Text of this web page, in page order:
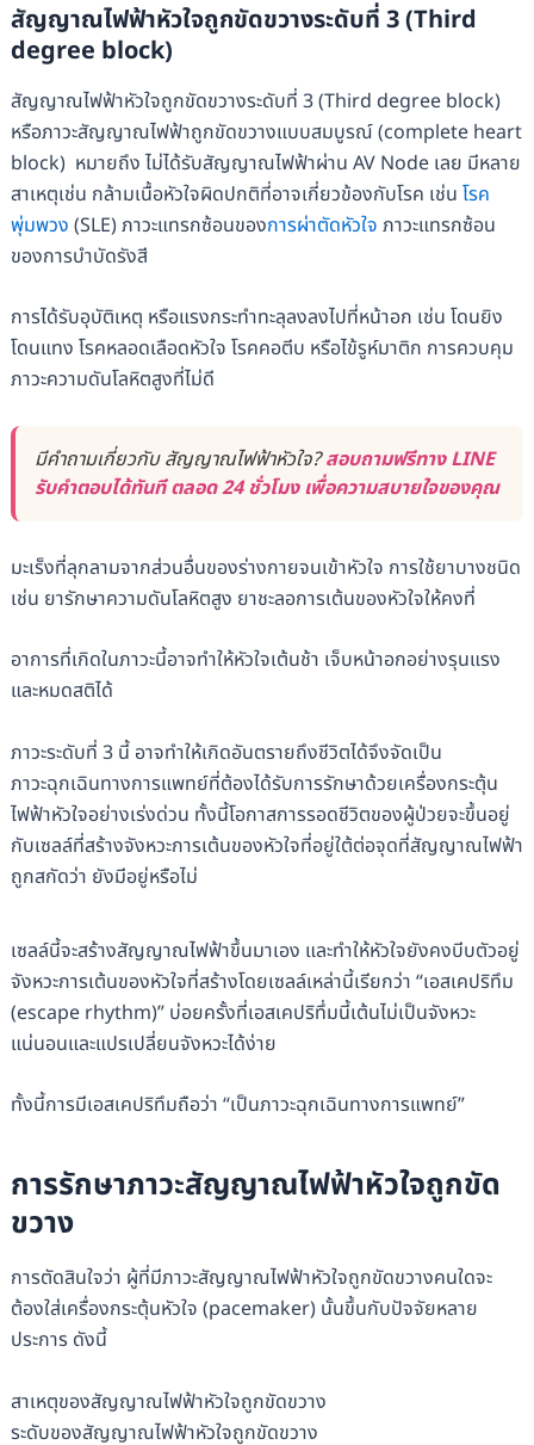
สัญญาณไฟฟ้าหัวใจถูกขัดขวางระดับที่ 3 (Third
degree block)
สัญญาณไฟฟ้าหัวใจถูกขัดขวางระดับที่ 3 (Third degree block)
หรือภาวะสัญญาณไฟฟ้าถูกขัดขวางแบบสมบูรณ์ (complete heart
block) หมายถึง ไม่ได้รับสัญญาณไฟฟ้าผ่าน AV Node เลย มีหลาย
สาเหตุเช่น กล้ามเนื้อหัวใจผิดปกติที่อาจเกี่ยวข้องกับโรค เช่น โรค
พุ่มพวง (SLE) ภาวะแทรกซ้อนของการผ่าตัดหัวใจ ภาวะแทรกซ้อน
ของการบำบัดรังสี
การได้รับอุบัติเหตุ หรือแรงกระทำทะลุลงลงไปที่หน้าอก เช่น โดนยิง
โดนแทง โรคหลอดเลือดหัวใจ โรคคอตีบ หรือไข้รูห์มาติก การควบคุม
ภาวะความดันโลหิตสูงที่ไม่ดี
มีคำถามเกี่ยวกับ สัญญาณไฟฟ้าหัวใจ?สอบถามฟรีทาง LINE
รับคำตอบได้ทันที ตลอด 24 ชั่วโมง เพื่อความสบายใจของคุณ
มะเร็งที่ลุกลามจากส่วนอื่นของร่างกายจนเข้าหัวใจ การใช้ยาบางชนิด
เช่น ยารักษาความดันโลหิตสูง ยาชะลอการเต้นของหัวใจให้คงที่
อาการที่เกิดในภาวะนี้อาจทำให้หัวใจเต้นช้า เจ็บหน้าอกอย่างรุนแรง
และหมดสติได้
ภาวะระดับที่ 3 นี้ อาจทำให้เกิดอันตรายถึงชีวิตได้จึงจัดเป็น
ภาวะฉุกเฉินทางการแพทย์ที่ต้องได้รับการรักษาด้วยเครื่องกระตุ้น
ไฟฟ้าหัวใจอย่างเร่งด่วน ทั้งนี้โอกาสการรอดชีวิตของผู้ป่วยจะขึ้นอยู่
กับเซลล์ที่สร้างจังหวะการเต้นของหัวใจที่อยู่ใต้ต่อจุดที่สัญญาณไฟฟ้า
ถูกสกัดว่า ยังมีอยู่หรือไม่
เซลล์นี้จะสร้างสัญญาณไฟฟ้าขึ้นมาเอง และทำให้หัวใจยังคงบีบตัวอยู่
จังหวะการเต้นของหัวใจที่สร้างโดยเซลล์เหล่านี้เรียกว่า “เอสเคปริทึม
(escape rhythm)” บ่อยครั้งที่เอสเคปริทึ่มนี้เต้นไม่เป็นจังหวะ
แน่นอนและแปรเปลี่ยนจังหวะได้ง่าย
ทั้งนี้การมีเอสเคปริทึมถือว่า “เป็นภาวะฉุกเฉินทางการแพทย์”
การรักษาภาวะสัญญาณไฟฟ้าหัวใจถูกขัด
ขวาง
การตัดสินใจว่า ผู้ที่มีภาวะสัญญาณไฟฟ้าหัวใจถูกขัดขวางคนใดจะ
ต้องใส่เครื่องกระตุ้นหัวใจ (pacemaker) นั้นขึ้นกับปัจจัยหลาย
ประการ ดังนี้
สาเหตุของสัญญาณไฟฟ้าหัวใจถูกขัดขวาง
ระดับของสัญญาณไฟฟ้าหัวใจถูกขัดขวาง